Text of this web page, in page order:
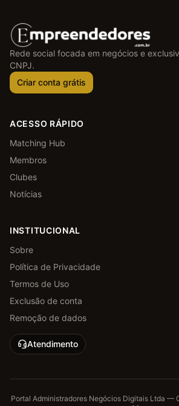
Rede social focada em negócios e
CNPJ.
Criar conta grátis
ACESSO RÁPIDO
Matching Hub
Membros
Clubes
Notícias
INSTITUCIONAL
Sobre
Política de Privacidade
Termos de Uso
Exclusão de conta
Remoção de dados
Atendimento
Portal Administradores Negócios Digitais Ltda —